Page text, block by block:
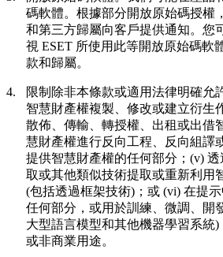
碼軟體。根據部分開放原始碼授權
和第三方歸屬向客戶提供通知。您
視 ESET 所使用此等開放原始碼軟
款和歸屬。
4. 限制 除非本條款或適用法律明確允
智慧財產權複製、修改或建立衍生
散佈、傳輸、轉授權、出租或出借
慧財產權進行反向工程、反向組譯
提供智慧財產權的任何部分；(v)
取或其他類似技術提取或重新利用
(包括透過框架技術)；或 (vi) 在提
任何部分，或用於訓練、微調、開
大型語言模型和其他機器學習系統
或非商業用途。